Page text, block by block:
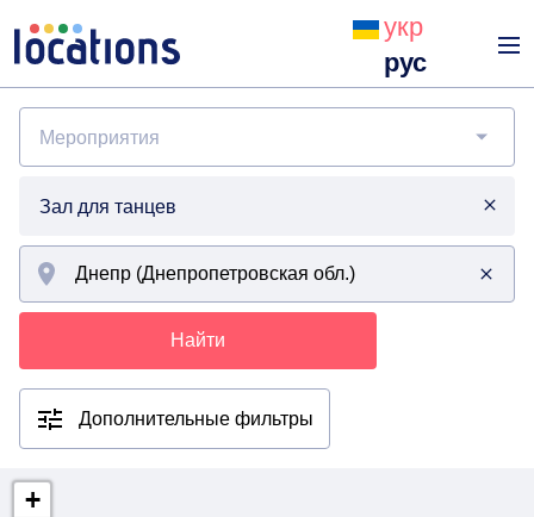
укр
рус
Мероприятия
Зал для танцев
Найти
Дополнительные фильтры
+